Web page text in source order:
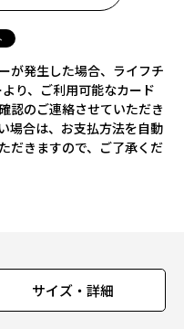
が発生した場合、ライフチ
り、ご利用可能なカード
認のご連絡させていただき
場合は、お支払方法を自動
だきますので、ご了承くだ
サイズ・詳細